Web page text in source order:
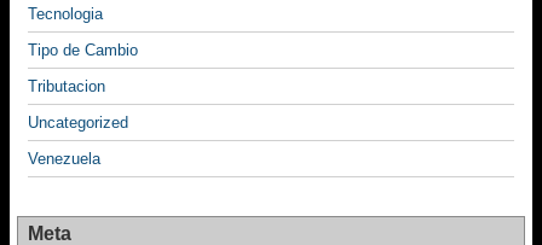
Tecnologia
Tipo de Cambio
Tributacion
Uncategorized
Venezuela
Meta